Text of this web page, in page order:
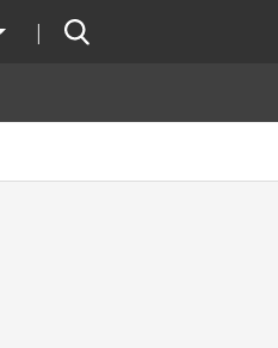
Llista les accions addicionals
Cercador